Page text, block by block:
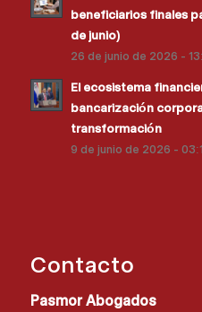
beneficiarios finales
de junio)
26 de junio de 2026 -
El ecosistema
bancarización
transformación
9 de junio de 2026 -
Contacto
Pasmor Abogados